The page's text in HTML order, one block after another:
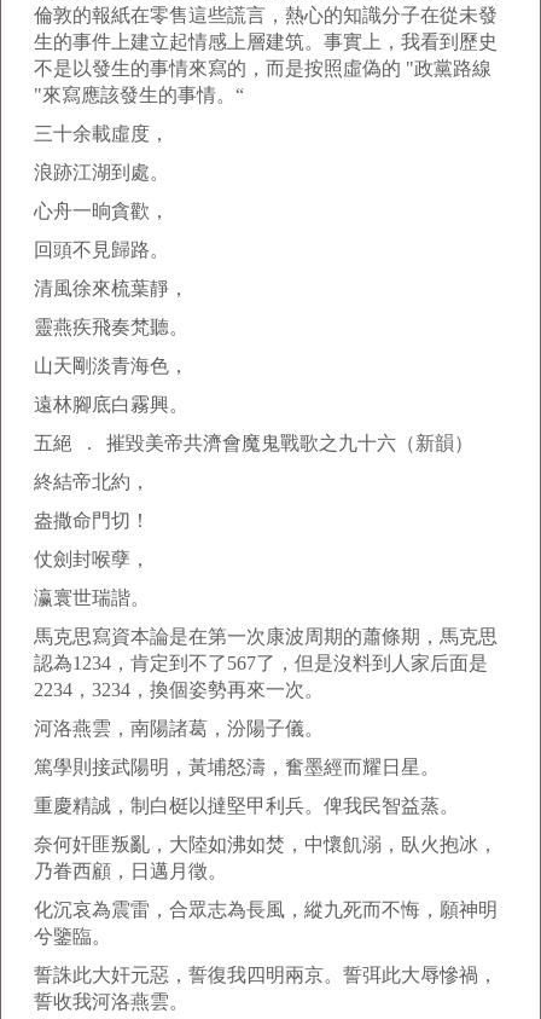
倫敦的報紙在零售這些謊言，熱心的知識分子在從未發
生的事件上建立起情感上層建筑。事實上，我看到歷史
不是以發生的事情來寫的，而是按照虛偽的 "政黨路線
"來寫應該發生的事情。“
三十余載虛度，
浪跡江湖到處。
心舟一晌貪歡，
回頭不見歸路。
清風徐來梳葉靜，
靈燕疾飛奏梵聽。
山天剛淡青海色，
遠林腳底白霧興。
五絕 . 摧毀美帝共濟會魔鬼戰歌之九十六（新韻）
終結帝北約，
盎撒命門切！
仗劍封喉孽，
瀛寰世瑞諧。
馬克思寫資本論是在第一次康波周期的蕭條期，馬克思
認為1234，肯定到不了567了，但是沒料到人家后面是
2234，3234，換個姿勢再來一次。
河洛燕雲，南陽諸葛，汾陽子儀。
篤學則接武陽明，黃埔怒濤，奮墨經而耀日星。
重慶精誠，制白梃以撻堅甲利兵。俾我民智益蒸。
奈何奸匪叛亂，大陸如沸如焚，中懷飢溺，臥火抱冰，
乃眷西顧，日邁月徵。
化沉哀為震雷，合眾志為長風，縱九死而不悔，願神明
兮鑒臨。
誓誅此大奸元惡，誓復我四明兩京。誓弭此大辱慘禍，
誓收我河洛燕雲。